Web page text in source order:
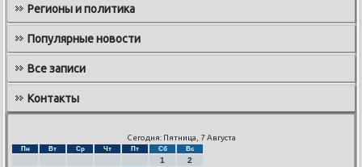
Регионы и политика
Популярные новости
Все записи
Контакты
Сегодня: Пятница, 7 Августа
Пн Вт Ср Чт Пт Сб Вс
1
2